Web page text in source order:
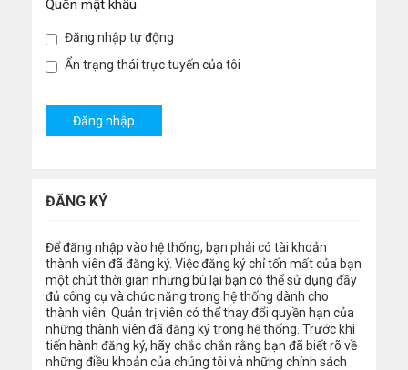
Quên mật khẩu
Đăng nhập tự động
Ẩn trạng thái trực tuyến của tôi
ĐĂNG KÝ
Để đăng nhập vào hệ thống, bạn phải có tài khoản
thành viên đã đăng ký. Việc đăng ký chỉ tốn mất của bạn
một chút thời gian nhưng bù lại bạn có thể sử dụng đầy
đủ công cụ và chức năng trong hệ thống dành cho
thành viên. Quản trị viên có thể thay đổi quyền hạn của
những thành viên đã đăng ký trong hệ thống. Trước khi
tiến hành đăng ký, hãy chắc chắn rằng bạn đã biết rõ về
những điều khoản của chúng tôi và những chính sách